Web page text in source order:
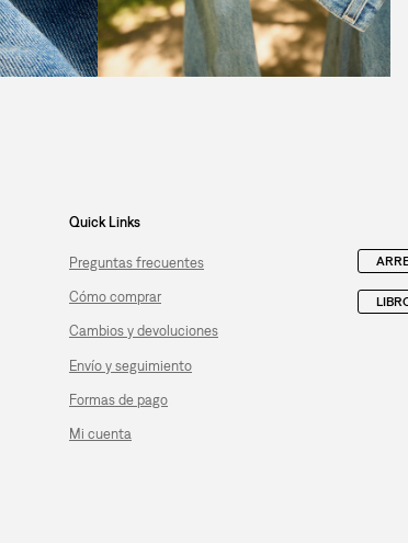
Quick Links
Preguntas frecuentes
Cómo comprar
Cambios y devoluciones
Envío y seguimiento
Formas de pago
Mi cuenta